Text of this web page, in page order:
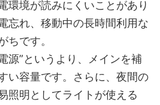
環境が読みにくいことがあり
忘れ、移動中の長時間利用な
ちです。
源”というより、メインを補
い容量です。さらに、夜間の
照明としてライトが使える